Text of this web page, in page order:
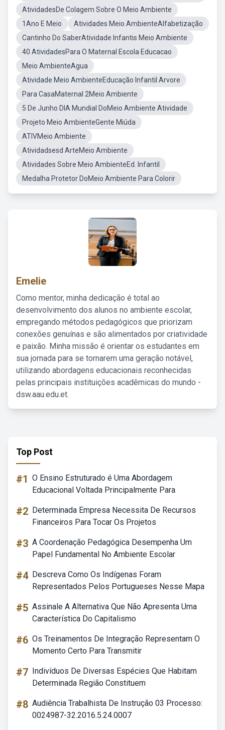
AtividadesDe Colagem Sobre O Meio Ambiente
1Ano E Meio
Atividades Meio AmbienteAlfabetização
Cantinho Do SaberAtividade Infantis Meio Ambiente
40 AtividadesPara O Maternal Escola Educacao
Meio AmbienteAgua
Atividade Meio AmbienteEducação Infantil Arvore
Para CasaMaternal 2Meio Ambiente
5 De Junho DIA Mundial DoMeio Ambiente Atividade
Projeto Meio AmbienteGente Miúda
ATIVMeio Ambiente
Atividadsesd ArteMeio Ambiente
Atividades Sobre Meio AmbienteEd. Infantil
Medalha Protetor DoMeio Ambiente Para Colorir
Emelie
Como mentor, minha dedicação é total ao
desenvolvimento dos alunos no ambiente escolar,
empregando métodos pedagógicos que priorizam
conexões genuínas e são alimentados por criatividade
e paixão. Minha missão é orientar os estudantes em
sua jornada para se tornarem uma geração notável,
utilizando abordagens educacionais reconhecidas
pelas principais instituições acadêmicas do mundo -
dsw.aau.edu.et.
Top Post
#1 O Ensino Estruturado é Uma Abordagem
Educacional Voltada Principalmente Para
#2 Determinada Empresa Necessita De Recursos
Financeiros Para Tocar Os Projetos
#3 A Coordenação Pedagógica Desempenha Um
Papel Fundamental No Ambiente Escolar
#4 Descreva Como Os Indígenas Foram
Representados Pelos Portugueses Nesse Mapa
#5 Assinale A Alternativa Que Não Apresenta Uma
Característica Do Capitalismo
#6 Os Treinamentos De Integração Representam O
Momento Certo Para Transmitir
#7 Indivíduos De Diversas Espécies Que Habitam
Determinada Região Constituem
#8 Audiência Trabalhista De Instrução 03 Processo:
0024987-32.2016.5.24.0007